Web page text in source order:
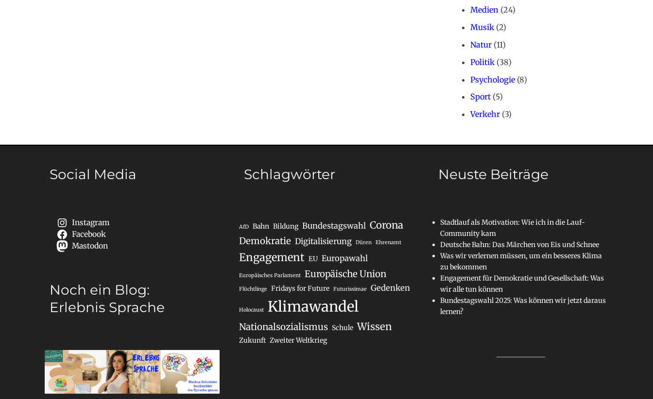
Medien (24)
Musik (2)
Natur (11)
Politik (38)
Psychologie (8)
Sport (5)
Verkehr (3)
Social Media
Instagram
Facebook
Mastodon
Noch ein Blog:
Erlebnis Sprache
Schlagwörter
AfD Bahn Bildung Bundestagswahl Corona
Demokratie Digitalisierung Düren Ehrenamt
Engagement EU Europawahl
Europäisches Parlament Europäische Union
Flüchtlinge Fridays for Future Futurissimae Gedenken
Holocaust Klimawandel
Nationalsozialismus Schule Wissen
Zukunft Zweiter Weltkrieg
Neuste Beiträge
Stadtlauf als Motivation: Wie ich in die Lauf-
Community kam
Deutsche Bahn: Das Märchen von Eis und Schnee
Was wir verlernen müssen, um ein besseres Klima
zu bekommen
Engagement für Demokratie und Gesellschaft: Was
wir alle tun können
Bundestagswahl 2025: Was können wir jetzt daraus
lernen?